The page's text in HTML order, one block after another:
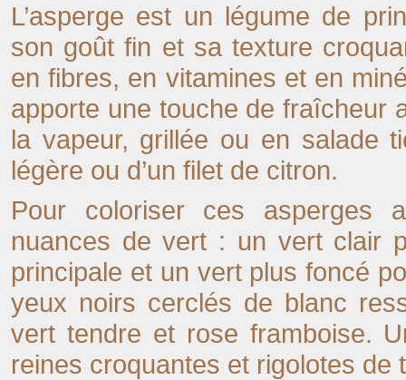
L’asperge est un légume de
son goût fin et sa texture
en fibres, en vitamines et en
apporte une touche de fraîcheur
la vapeur, grillée ou en salade
légère ou d’un filet de citron.
Pour coloriser ces asperges
nuances de vert : un vert clair
principale et un vert plus foncé
yeux noirs cerclés de blanc
vert tendre et rose framboise.
reines croquantes et rigolotes de